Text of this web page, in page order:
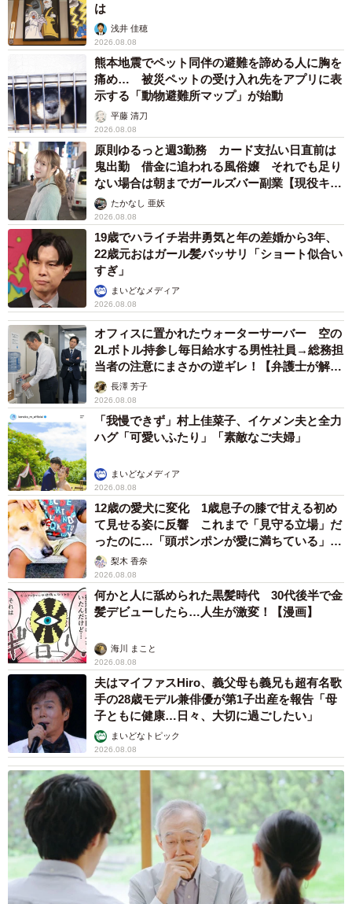
は
浅井 佳穂
2026.08.08
熊本地震でペット同伴の避難を諦める人に胸を
痛め… 被災ペットの受け入れ先をアプリに表
示する「動物避難所マップ」が始動
平藤 清刀
2026.08.08
原則ゆるっと週3勤務 カード支払い日直前は
鬼出勤 借金に追われる風俗嬢 それでも足り
ない場合は朝までガールズバー副業【現役キャ
ストに取材】
たかなし 亜妖
2026.08.08
19歳でハライチ岩井勇気と年の差婚から3年、
22歳元おはガール髪バッサリ「ショート似合い
すぎ」
まいどなメディア
2026.08.08
オフィスに置かれたウォーターサーバー 空の
2Lボトル持参し毎日給水する男性社員→総務担
当者の注意にまさかの逆ギレ！【弁護士が解
説】長澤 芳子
2026.08.08
「我慢できず」村上佳菜子、イケメン夫と全力
ハグ「可愛いふたり」「素敵なご夫婦」
まいどなメディア
2026.08.08
12歳の愛犬に変化 1歳息子の膝で甘える初め
て見せる姿に反響 これまで「見守る立場」だ
ったのに…「頭ポンポンが愛に満ちている」
「尊…」
梨木 香奈
2026.08.08
何かと人に舐められた黒髪時代 30代後半で金
髪デビューしたら…人生が激変！【漫画】
海川 まこと
2026.08.08
夫はマイファスHiro、義父母も義兄も超有名歌
手の28歳モデル兼俳優が第1子出産を報告「母
子ともに健康…日々、大切に過ごしたい」
まいどなトピック
2026.08.08